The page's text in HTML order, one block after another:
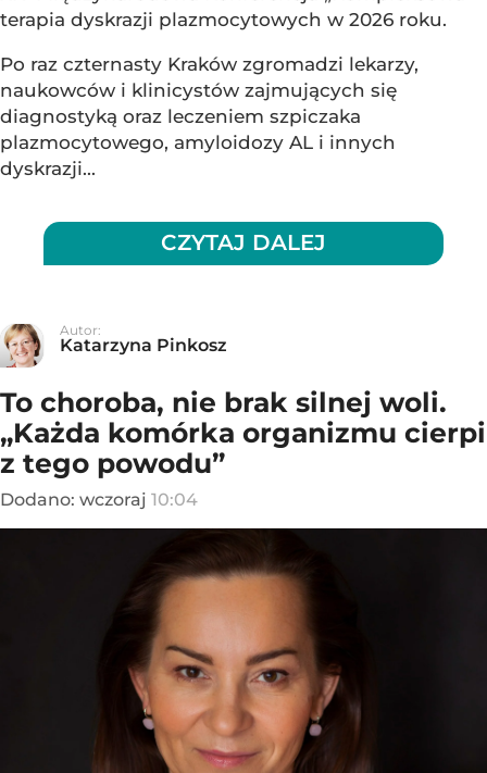
terapia dyskrazji plazmocytowych w 2026 roku.
Po raz czternasty Kraków zgromadzi lekarzy,
naukowców i klinicystów zajmujących się
diagnostyką oraz leczeniem szpiczaka
plazmocytowego, amyloidozy AL i innych
dyskrazji...
CZYTAJ DALEJ
Autor:
Katarzyna Pinkosz
To choroba, nie brak silnej woli.
„Każda komórka organizmu cierpi
z tego powodu”
Dodano: wczoraj 10:04